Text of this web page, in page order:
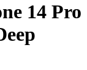
14 Pro